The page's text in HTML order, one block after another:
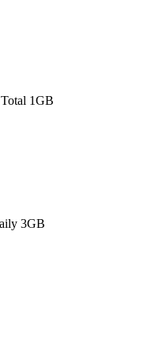
1GB
3GB